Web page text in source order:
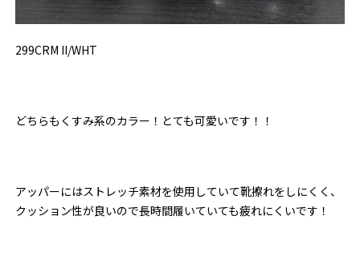
299CRM II/WHT
どちらもくすみ系のカラー！とても可愛いです！！
アッパーにはストレッチ素材を使用していて靴擦れをしにくく、
クッション性が良いので長時間履いていても疲れにくいです！